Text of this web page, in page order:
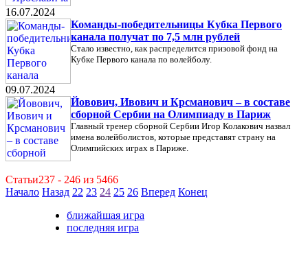
16.07.2024
Команды-победительницы Кубка Первого
канала получат по 7,5 млн рублей
Стало известно, как распределится призовой фонд на
Кубке Первого канала по волейболу.
09.07.2024
Йовович, Ивович и Крсманович – в составе
сборной Сербии на Олимпиаду в Париж
Главный тренер сборной Сербии Игор Колакович назвал
имена волейболистов, которые представят страну на
Олимпийских играх в Париже.
Статьи237 - 246 из 5466
Начало Назад 22 23 24 25 26 Вперед Конец
ближайшая игра
последняя игра